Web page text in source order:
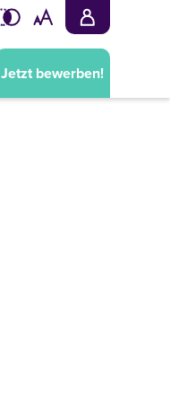
Jetzt bewerben!